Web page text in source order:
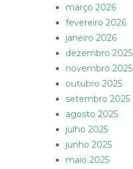
março 2026
fevereiro 2026
janeiro 2026
dezembro 2025
novembro 2025
outubro 2025
setembro 2025
agosto 2025
julho 2025
junho 2025
maio 2025